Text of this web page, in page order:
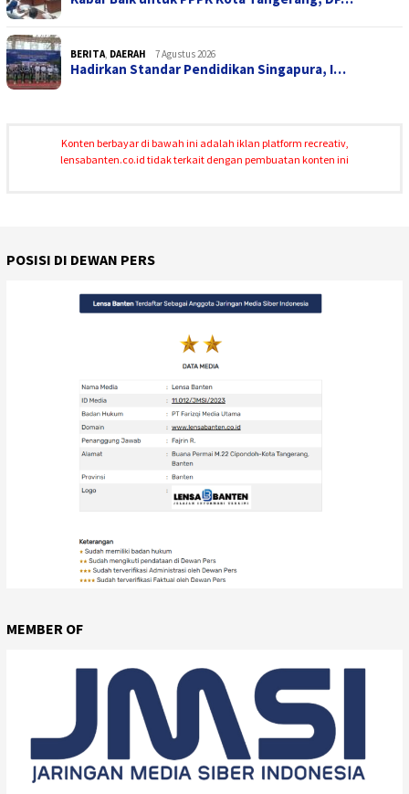
BERITA, DAERAH 7 Agustus 2026
Hadirkan Standar Pendidikan Singapura, I…
Konten berbayar di bawah ini adalah iklan platform recreativ,
lensabanten.co.id tidak terkait dengan pembuatan konten ini
POSISI DI DEWAN PERS
MEMBER OF